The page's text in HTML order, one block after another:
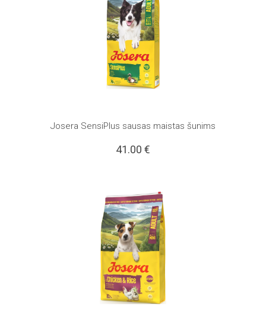
Josera SensiPlus sausas maistas šunims
41.00 €